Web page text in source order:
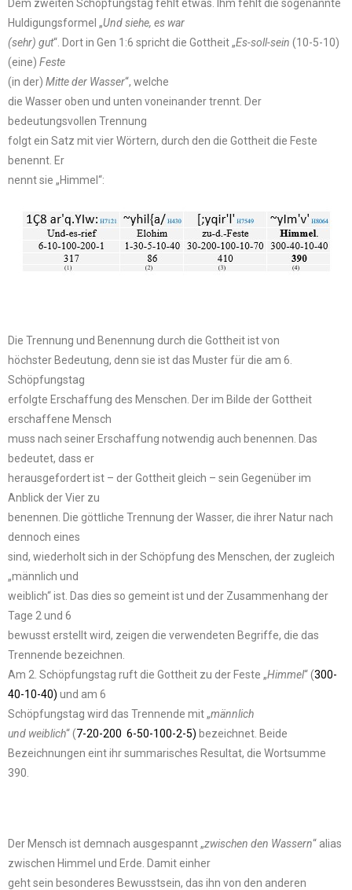
Dem zweiten Schöpfungstag fehlt etwas. Ihm fehlt die sogenannte
Huldigungsformel „Und siehe, es war
(sehr) gut“. Dort in Gen 1:6 spricht die Gottheit „Es-soll-sein (10-5-10)
(eine) Feste
(in der) Mitte der Wasser“, welche
die Wasser oben und unten voneinander trennt. Der
bedeutungsvollen Trennung
folgt ein Satz mit vier Wörtern, durch den die Gottheit die Feste
benennt. Er
nennt sie „Himmel“:
Die Trennung und Benennung durch die Gottheit ist von
höchster Bedeutung, denn sie ist das Muster für die am 6.
Schöpfungstag
erfolgte Erschaffung des Menschen. Der im Bilde der Gottheit
erschaffene Mensch
muss nach seiner Erschaffung notwendig auch benennen. Das
bedeutet, dass er
herausgefordert ist – der Gottheit gleich – sein Gegenüber im
Anblick der Vier zu
benennen. Die göttliche Trennung der Wasser, die ihrer Natur nach
dennoch eines
sind, wiederholt sich in der Schöpfung des Menschen, der zugleich
„männlich und
weiblich“ ist. Das dies so gemeint ist und der Zusammenhang der
Tage 2 und 6
bewusst erstellt wird, zeigen die verwendeten Begriffe, die das
Trennende bezeichnen.
Am 2. Schöpfungstag ruft die Gottheit zu der Feste „Himmel“ (300-
40-10-40) und am 6
Schöpfungstag wird das Trennende mit „männlich
und weiblich“ (7-20-200 6-50-100-2-5) bezeichnet. Beide
Bezeichnungen eint ihr summarisches Resultat, die Wortsumme
390.
Der Mensch ist demnach ausgespannt „zwischen den Wassern“ alias
zwischen Himmel und Erde. Damit einher
geht sein besonderes Bewusstsein, das ihn von den anderen